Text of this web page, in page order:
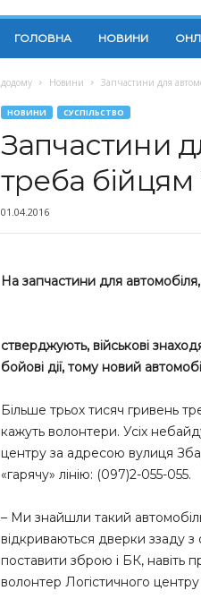
ГОЛОВНА НОВИНИ
додому Новини Запчастини для
НОВИНИ СУСПІЛЬСТВО
Запчастини
треба бійцям
01.04.2016
На запчастини для
стверджують, військові
бойові дії, тому новий
Більше трьох тисяч гривень
кажуть волонтери. Усіх
центру за адресою вулиця
«гарячу» лінію: (097)2-055-055.
– Ми знайшли такий
відкриваються дверки ззаду
поставити зброю і БК, навіть
волонтер Логістичного